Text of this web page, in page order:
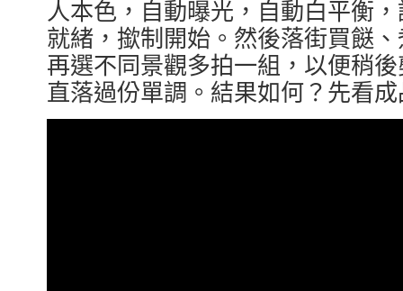
人本色，自動曝光，自動白平衡
就緒，撳制開始。然後落街買餸
再選不同景觀多拍一組，以便稍
直落過份單調。結果如何？先看